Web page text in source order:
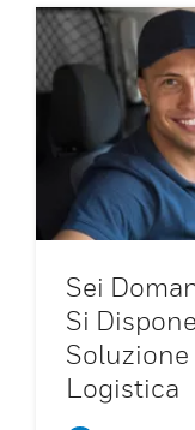
Sei
Si
Soluzione
Logistica